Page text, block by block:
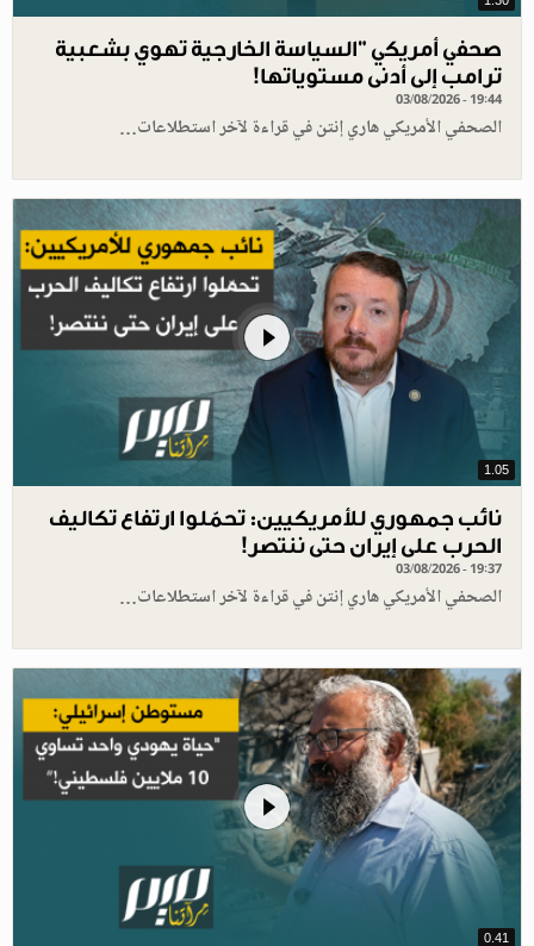
صحفي أمريكي "السياسة الخارجية تهوي بشعبية
ترامب إلى أدنى مستوياتها!
03/08/2026 - 19:44
الصحفي الأمريكي هاري إنتن في قراءة لآخر استطلاعات…
1.05
نائب جمهوري للأمريكيين: تحمّلوا ارتفاع تكاليف
الحرب على إيران حتى ننتصر!
03/08/2026 - 19:37
الصحفي الأمريكي هاري إنتن في قراءة لآخر استطلاعات…
0.41